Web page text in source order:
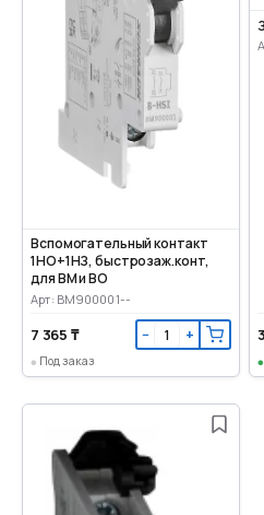
Вспомогательный контакт
1НО+1НЗ, быстрозаж.конт,
для ВМ и ВО
Арт: BM900001--
7 365 ₸ − +
Под заказ